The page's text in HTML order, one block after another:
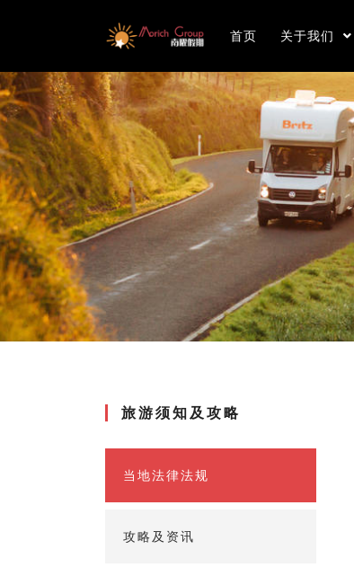
首页 关于我们
旅游须知及攻略
当地法律法规
攻略及资讯